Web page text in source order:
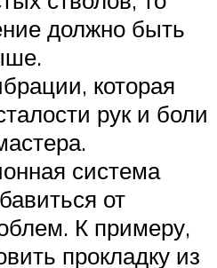
должно быть
которая
рук и боли
система
от
К примеру,
прокладку из